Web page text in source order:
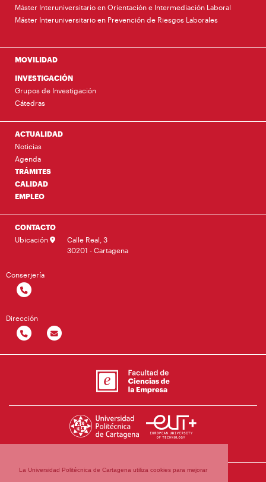
La Universidad Politécnica de Cartagena utiliza cookies para mejorar
Máster Interuniversitario en Orientación e Intermediación Laboral
Máster Interuniversitario en Prevención de Riesgos Laborales
MOVILIDAD
INVESTIGACIÓN
Grupos de Investigación
Cátedras
ACTUALIDAD
Noticias
Agenda
TRÁMITES
CALIDAD
EMPLEO
CONTACTO
Ubicación
Calle Real, 3
30201 - Cartagena
Conserjería
Dirección